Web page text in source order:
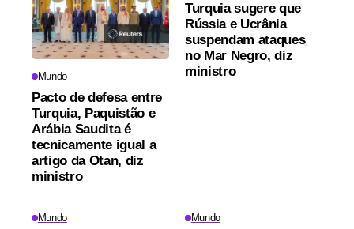
Mundo
Pacto de defesa entre
Turquia, Paquistão e
Arábia Saudita é
tecnicamente igual a
artigo da Otan, diz
ministro
Turquia sugere que
Rússia e Ucrânia
suspendam ataques
no Mar Negro, diz
ministro
Mundo Mundo